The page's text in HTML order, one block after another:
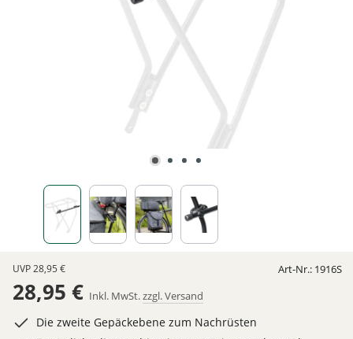
UVP28,95 €
28,95 € Inkl. MwSt.zzgl. Versand
Die zweite Gepäckebene zum Nachrüsten
Art-Nr.: 1916S